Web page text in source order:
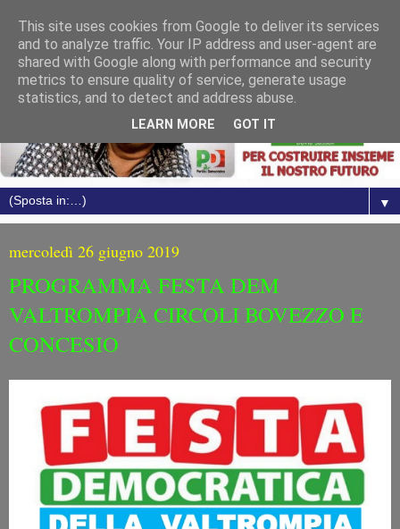
▼
mercoledì 26 giugno 2019
PROGRAMMA FESTA DEM
VALTROMPIA CIRCOLI BOVEZZO E
CONCESIO
This site uses cookies from Google to deliver its services
and to analyze traffic. Your IP address and user-agent are
shared with Google along with performance and security
metrics to ensure quality of service, generate usage
statistics, and to detect and address abuse.
LEARN MORE GOT IT